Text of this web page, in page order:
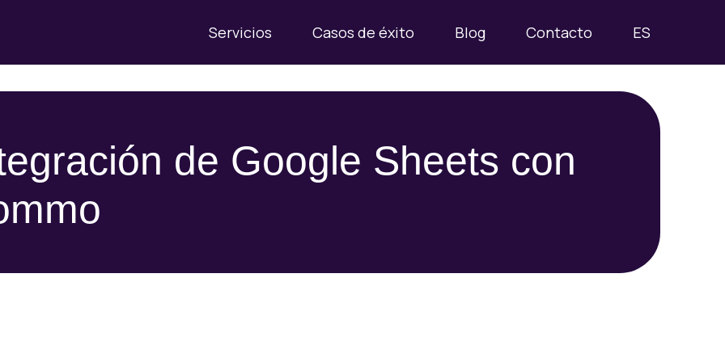
Servicios Casos de éxito Blog Contacto ES
de Google Sheets con